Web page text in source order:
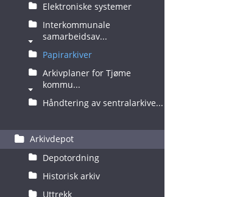
Elektroniske systemer
Interkommunale
samarbeidsav...
Papirarkiver
Arkivplaner for Tjøme
kommu...
Håndtering av sentralarkive...
Arkivdepot
Depotordning
Historisk arkiv
Uttrekk